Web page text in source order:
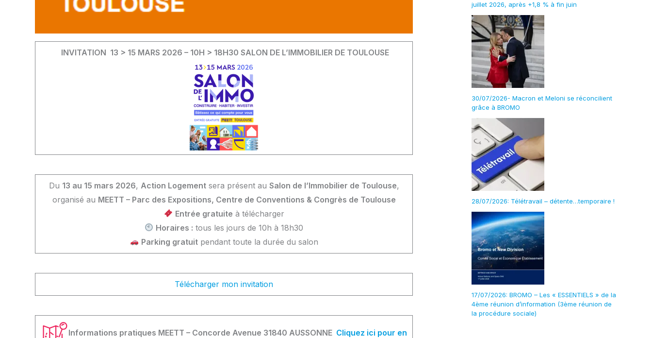
INVITATION 13 > 15 MARS 2026 – 10H > 18H30 SALON DE L’IMMOBILIER DE TOULOUSE
Du 13 au 15 mars 2026, Action Logementsera présent au Salon de l’Immobilier de Toulouse,
organisé au MEETT – Parc des Expositions, Centre de Conventions & Congrès de Toulouse
Entrée gratuite à télécharger
Horaires : tous les jours de 10h à 18h30
Parking gratuitpendant toute la durée du salon
Télécharger mon invitation
Informations pratiques MEETT – Concorde Avenue 31840 AUSSONNE Cliquez ici pour en
juillet 2026, après +1,8 % à fin juin
30/07/2026- Macron et Meloni se réconcilient
grâce à BROMO
28/07/2026: Télétravail – détente…temporaire !
17/07/2026: BROMO – Les « ESSENTIELS » de la
4ème réunion d’information (3ème réunion de
la procédure sociale)